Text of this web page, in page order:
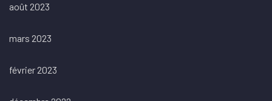
août 2023
mars 2023
février 2023